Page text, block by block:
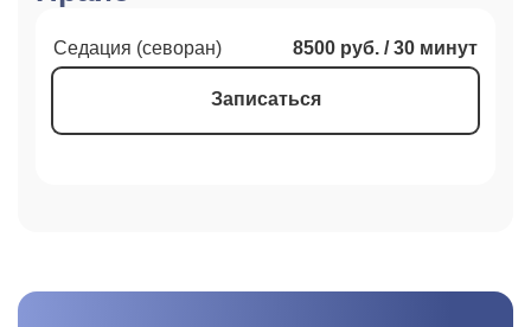
Седация (севоран) 8500 руб. / 30 минут
Записаться